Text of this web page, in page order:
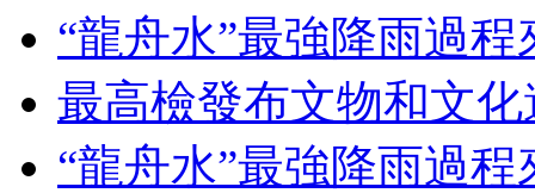
“龍舟水”最強降雨過
最高檢發布文物和文
“龍舟水”最強降雨過